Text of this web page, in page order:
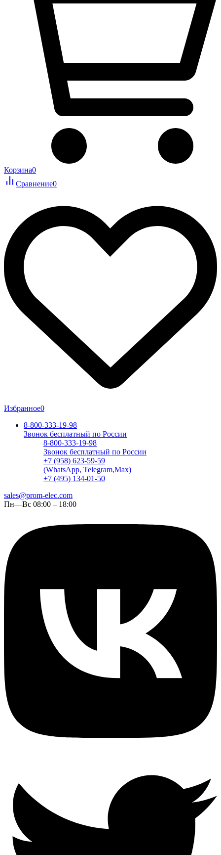
Корзина0
Сравнение0
Избранное0
8-800-333-19-98
Звонок бесплатный по России
8-800-333-19-98
Звонок бесплатный по России
+7 (958) 623-59-59
(WhatsApp, Telegram,Max)
+7 (495) 134-01-50
sales@prom-elec.com
Пн—Вс 08:00 – 18:00